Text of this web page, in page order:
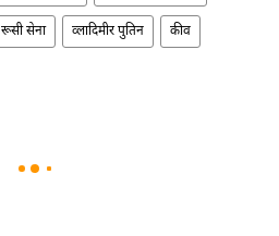
रूसी सेना व्लादिमीर पुतिन कीव